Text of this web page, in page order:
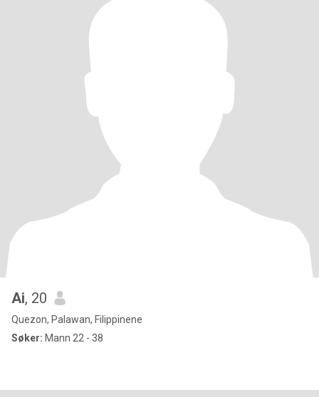
Ai, 20
Quezon, Palawan, Filippinene
Søker: Mann 22 - 38